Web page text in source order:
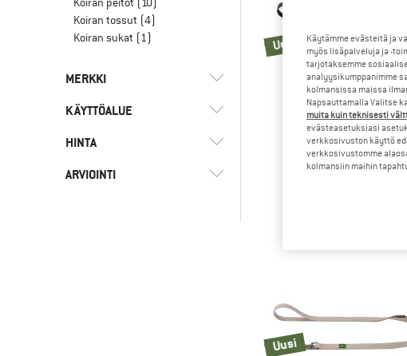
Koiran tossut (4)
Koiran sukat (1)
MERKKI
Carhartt
KÄYTTÖALUE
Arkikäyttö
Vaeltaminen
HINTA
ARVIOINTI
Uusi
HUNTER
Havanna 20/200
Uusi
Käytämme evästeitä ja
myös lisäpalveluja ja -
tarjotaksemme
analyysikumppanimme
kolmansissa maissa
Napsauttamalla Valitse
muita kuin teknisesti
evästeasetuksiasi
verkkosivuston käyttö
verkkosivustomme
kolmansiin maihin